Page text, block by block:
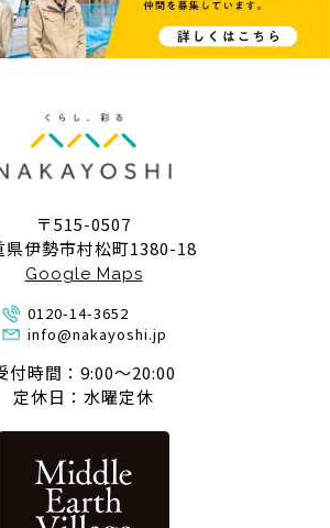
〒515-0507
県伊勢市村松町1380-18
Google Maps
0120-14-3652
info@nakayoshi.jp
付時間：9:00〜20:00
定休日：水曜定休